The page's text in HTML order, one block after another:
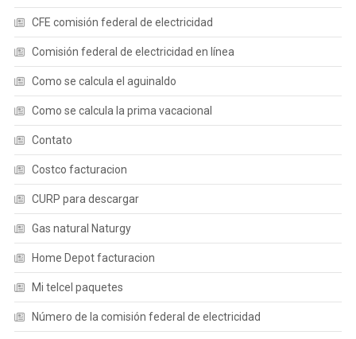
CFE comisión federal de electricidad
Comisión federal de electricidad en línea
Como se calcula el aguinaldo
Como se calcula la prima vacacional
Contato
Costco facturacion
CURP para descargar
Gas natural Naturgy
Home Depot facturacion
Mi telcel paquetes
Número de la comisión federal de electricidad